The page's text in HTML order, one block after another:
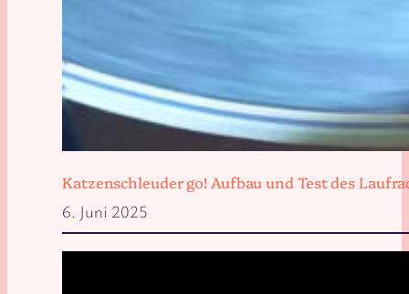
Katzenschleuder go! Aufbau und Test des
6. Juni 2025